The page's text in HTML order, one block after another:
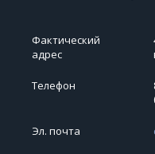
Фактический
адрес
Телефон
Эл. почта